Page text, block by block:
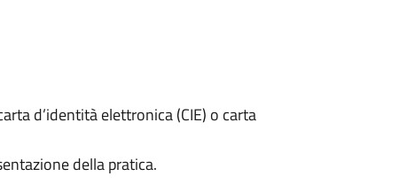
d’identità elettronica (CIE) o carta
della pratica.